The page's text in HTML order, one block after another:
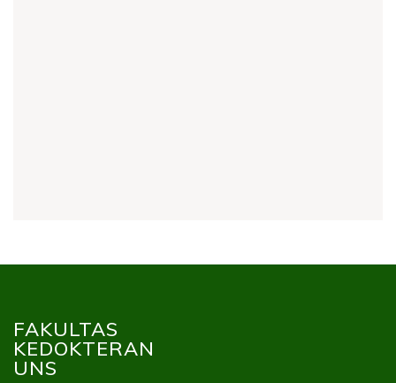
FAKULTAS
KEDOKTERAN
UNS